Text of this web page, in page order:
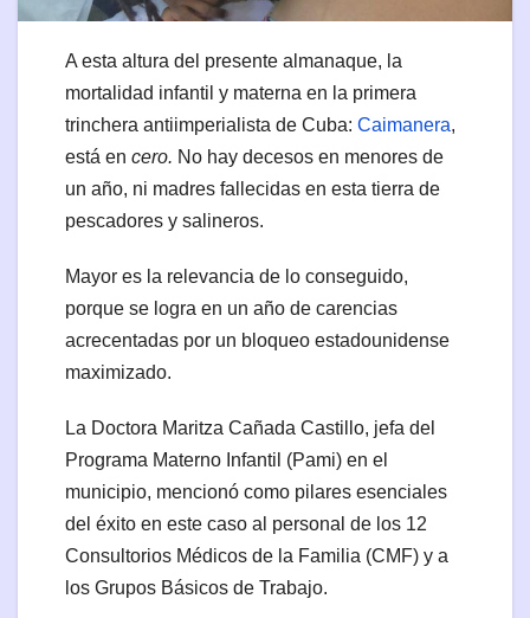
A esta altura del presente almanaque, la
mortalidad infantil y materna en la primera
trinchera antiimperialista de Cuba: Caimanera,
está en cero. No hay decesos en menores de
un año, ni madres fallecidas en esta tierra de
pescadores y salineros.
Mayor es la relevancia de lo conseguido,
porque se logra en un año de carencias
acrecentadas por un bloqueo estadounidense
maximizado.
La Doctora Maritza Cañada Castillo, jefa del
Programa Materno Infantil (Pami) en el
municipio, mencionó como pilares esenciales
del éxito en este caso al personal de los 12
Consultorios Médicos de la Familia (CMF) y a
los Grupos Básicos de Trabajo.